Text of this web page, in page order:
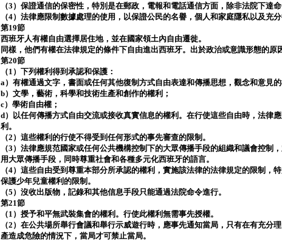
（3）保證通信的保密性，特別是在郵政，電報和電話通信方面，除非法院下達命
（4）法律應限制數據處理的使用，以保證公民的名譽，個人和家庭隱私以及充分
第19節
西班牙人有權自由選擇居住地，並在國家領土內自由遷徙。
同樣，他們有權在法律規定的條件下自由進出西班牙。出於政治或意識形態的原
第20節
（1）下列權利得到承認和保護：
a）有權通過文字，書面或任何其他復制方式自由表達和傳播思想，觀念和意見的
b）文學，藝術，科學和技術生產和創作的權利；
c）學術自由權；
d）以任何傳播方式自由交流或接收真實信息的權利。在行使這些自由時，法律
利。
（2）這些權利的行使不得受到任何形式的事先審查的限制。
（3）法律應規范國家或任何公共機構控制下的大眾傳播手段的組織和議會控制
用大眾傳播手段，同時尊重社會和各種多元化西班牙的語言。
（4）這些自由受到尊重本部分所承認的權利，實施該法律的法律規定的限制，
保護少年兒童權利的限制。
（5）沒收出版物，記錄和其他信息手段只能通過法院命令進行。
第21節
（1）授予和平無武裝集會的權利。行使此權利無需事先授權。
（2）在公共場所舉行會議和舉行示威遊行時，應事先通知當局，只有在有充分
產造成危險的情況下，當局才可禁止當局。